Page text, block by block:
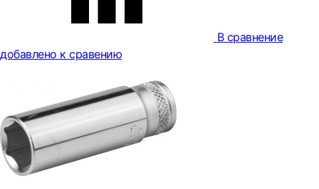
В сравнение
добавлено к сравению